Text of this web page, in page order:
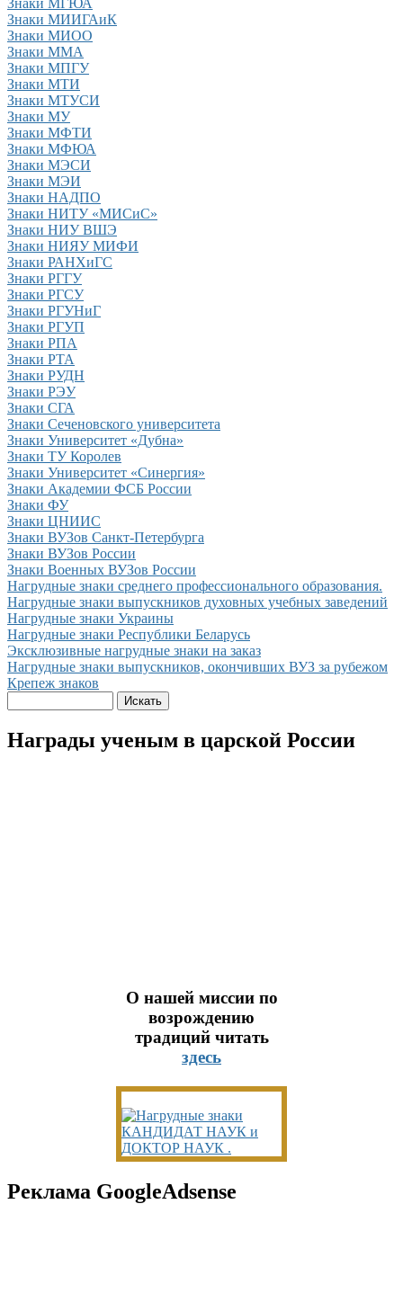
Знаки МГЮА
Знаки МИИГАиК
Знаки МИОО
Знаки ММА
Знаки МПГУ
Знаки МТИ
Знаки МТУСИ
Знаки МУ
Знаки МФТИ
Знаки МФЮА
Знаки МЭСИ
Знаки МЭИ
Знаки НАДПО
Знаки НИТУ «МИСиС»
Знаки НИУ ВШЭ
Знаки НИЯУ МИФИ
Знаки РАНХиГС
Знаки РГГУ
Знаки РГСУ
Знаки РГУНиГ
Знаки РГУП
Знаки РПА
Знаки РТА
Знаки РУДН
Знаки РЭУ
Знаки СГА
Знаки Сеченовского университета
Знаки Университет «Дубна»
Знаки ТУ Королев
Знаки Университет «Синергия»
Знаки Академии ФСБ России
Знаки ФУ
Знаки ЦНИИС
Знаки ВУЗов Санкт-Петербурга
Знаки ВУЗов России
Знаки Военных ВУЗов России
Нагрудные знаки cреднего профессионального образования.
Нагрудные знаки выпускников духовных учебных заведений
Нагрудные знаки Украины
Нагрудные знаки Республики Беларусь
Эксклюзивные нагрудные знаки на заказ
Нагрудные знаки выпускников, окончивших ВУЗ за рубежом
Крепеж знаков
Награды ученым в царской России
О нашей миссии по
возрождению
традиций читать
здесь
Реклама GoogleAdsense